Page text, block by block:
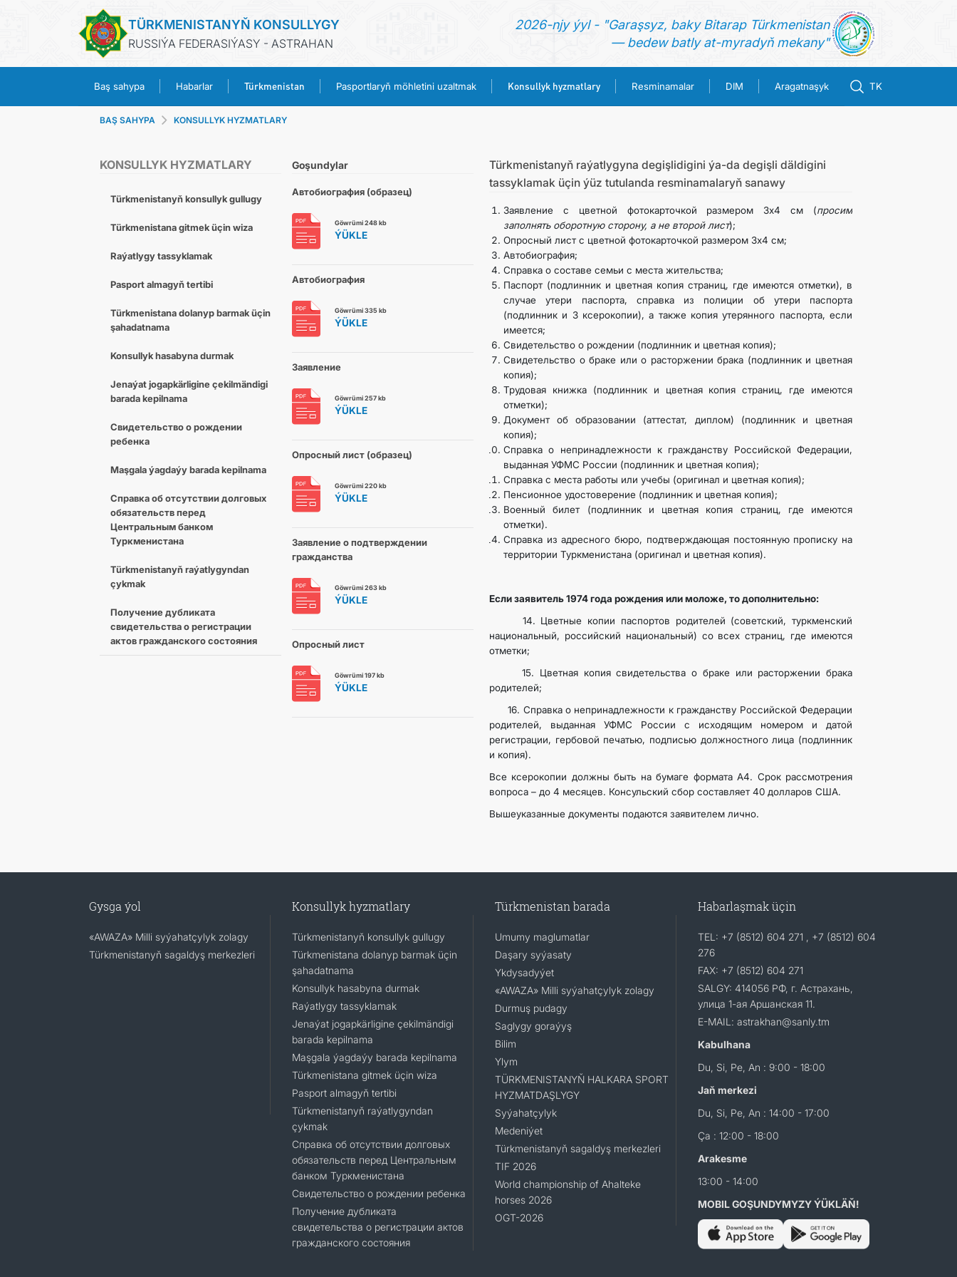
TÜRKMENISTANYŇ KONSULLYGY
RUSSIÝA FEDERASIÝASY - ASTRAHAN
2026-njy ýyl - "Garaşsyz, baky Bitarap Türkmenistan
— bedew batly at-myradyň mekany"
Baş sahypa Habarlar Türkmenistan Pasportlaryň möhletini uzaltmak Konsullyk hyzmatlary Resminamalar DIM Aragatnaşyk TK
HABARLAR
PASPORTLARYŇ MÖHLETINI UZALTMAK
KONSULLYK HYZMATLARY
RESMINAMALAR
ARAGATNAŞYK
BAŞ SAHYPA KONSULLYK HYZMATLARY
KONSULLYK HYZMATLARY
Türkmenistanyň konsullyk gullugy
Türkmenistana gitmek üçin wiza
Raýatlygy tassyklamak
Pasport almagyň tertibi
Türkmenistana dolanyp barmak üçin
şahadatnama
Konsullyk hasabyna durmak
Jenaýat jogapkärligine çekilmändigi
barada kepilnama
Свидетельство о рождении
ребенка
Maşgala ýagdaýy barada kepilnama
Cправка об отсутствии долговых
обязательств перед
Центральным банком
Туркменистана
Türkmenistanyň raýatlygyndan
çykmak
Получение дубликата
свидетельства о регистрации
актов гражданского состояния
Türkmenistanyň raýatlygyna degişlidigini ýa-da degişli däldigini
tassyklamak üçin ýüz tutulanda resminamalaryň sanawy
Заявление с цветной фотокарточкой размером 3x4 см (просим
заполнять оборотную сторону, а не второй лист);
Опросный лист с цветной фотокарточкой размером 3x4 см;
Автобиография;
Справка о составе семьи с места жительства;
Паспорт (подлинник и цветная копия страниц, где имеются отметки), в
случае утери паспорта, справка из полиции об утери паспорта
(подлинник и 3 ксерокопии), а также копия утерянного паспорта, если
имеется;
Свидетельство о рождении (подлинник и цветная копия);
Свидетельство о браке или о расторжении брака (подлинник и цветная
копия);
Трудовая книжка (подлинник и цветная копия страниц, где имеются
отметки);
Документ об образовании (аттестат, диплом) (подлинник и цветная
копия);
Справка о непринадлежности к гражданству Российской Федерации,
выданная УФМС России (подлинник и цветная копия);
Справка с места работы или учебы (оригинал и цветная копия);
Пенсионное удостоверение (подлинник и цветная копия);
Военный билет (подлинник и цветная копия страниц, где имеются
отметки).
Справка из адресного бюро, подтверждающая постоянную прописку на
территории Туркменистана (оригинал и цветная копия).
Если заявитель 1974 года рождения или моложе, то дополнительно:
14. Цветные копии паспортов родителей (советский, туркменский
национальный, российский национальный) со всех страниц, где имеются
отметки;
15. Цветная копия свидетельства о браке или расторжении брака
родителей;
16. Справка о непринадлежности к гражданству Российской Федерации
родителей, выданная УФМС России с исходящим номером и датой
регистрации, гербовой печатью, подписью должностного лица (подлинник
и копия).
Все ксерокопии должны быть на бумаге формата А4. Срок рассмотрения
вопроса – до 4 месяцев. Консульский сбор составляет 40 долларов США.
Вышеуказанные документы подаются заявителем лично.
Goşundylar
Автобиография (образец)
Göwrümi 248 kb
ÝÜKLE
Автобиография
Göwrümi 335 kb
ÝÜKLE
Заявление
Göwrümi 257 kb
ÝÜKLE
Опросный лист (образец)
Göwrümi 220 kb
ÝÜKLE
Заявление о подтверждении
гражданства
Göwrümi 263 kb
ÝÜKLE
Опросный лист
Göwrümi 197 kb
ÝÜKLE
Gysga ýol
«AWAZA» Milli syýahatçylyk zolagy
Türkmenistanyň sagaldyş merkezleri
Konsullyk hyzmatlary
Türkmenistanyň konsullyk gullugy
Türkmenistana dolanyp barmak üçin
şahadatnama
Konsullyk hasabyna durmak
Raýatlygy tassyklamak
Jenaýat jogapkärligine çekilmändigi
barada kepilnama
Maşgala ýagdaýy barada kepilnama
Türkmenistana gitmek üçin wiza
Pasport almagyň tertibi
Türkmenistanyň raýatlygyndan
çykmak
Cправка об отсутствии долговых
обязательств перед Центральным
банком Туркменистана
Свидетельство о рождении ребенка
Получение дубликата
свидетельства о регистрации актов
гражданского состояния
Türkmenistan barada
Umumy maglumatlar
Daşary syýasaty
Ykdysadyýet
«AWAZA» Milli syýahatçylyk zolagy
Durmuş pudagy
Saglygy goraýyş
Bilim
Ylym
TÜRKMENISTANYŇ HALKARA SPORT
HYZMATDAŞLYGY
Syýahatçylyk
Medeniýet
Türkmenistanyň sagaldyş merkezleri
TIF 2026
World championship of Ahalteke
horses 2026
OGT-2026
Habarlaşmak üçin
TEL: +7 (8512) 604 271 , +7 (8512) 604
276
FAX: +7 (8512) 604 271
SALGY: 414056 РФ, г. Астрахань,
улица 1-ая Аршанская 11.
E-MAIL: astrakhan@sanly.tm
Kabulhana
Du, Si, Pe, An : 9:00 - 18:00
Jaň merkezi
Du, Si, Pe, An : 14:00 - 17:00
Ça : 12:00 - 18:00
Arakesme
13:00 - 14:00
MOBIL GOŞUNDYMYZY ÝÜKLÄŇ!